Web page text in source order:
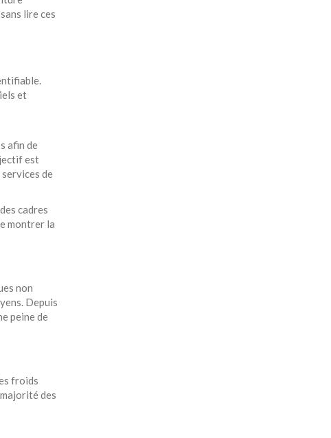
lire ces
et
afin de
est
de
cadres
montrer la
non
Depuis
peine de
froids
des